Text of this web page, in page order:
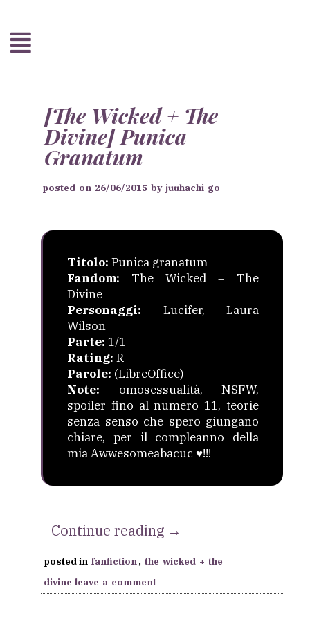
[The Wicked + The
Divine] Punica
Granatum
posted on 26/06/2015 by juuhachi go
Titolo: Punica granatum
Fandom: The Wicked + The
Divine
Personaggi: Lucifer, Laura
Wilson
Parte: 1/1
Rating: R
Parole: (LibreOffice)
Note: omosessualità, NSFW,
spoiler fino al numero 11, teorie
senza senso che spero giungano
chiare, per il compleanno della
mia Awwesomeabacuc ♥!!!
Continue reading “[The
The
→
posted in fanfiction, the wicked + the
divine leave a comment